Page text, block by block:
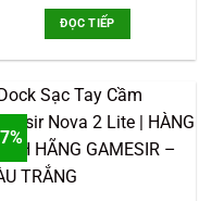
là:
1.050.000VNĐ.
ĐỌC TIẾP